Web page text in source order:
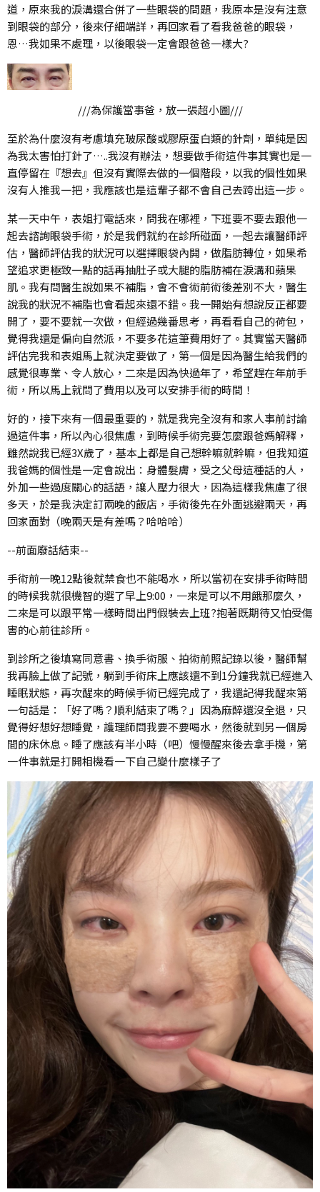
道，原來我的淚溝還合併了一些眼袋的問題，我原本是沒有注意
到眼袋的部分，後來仔細端詳，再回家看了看我爸爸的眼袋，
恩…我如果不處理，以後眼袋一定會跟爸爸一樣大?
///為保護當事爸，放一張超小圖///
至於為什麼沒有考慮填充玻尿酸或膠原蛋白類的針劑，單純是因
為我太害怕打針了…..我沒有辦法，想要做手術這件事其實也是一
直停留在『想去』但沒有實際去做的一個階段，以我的個性如果
沒有人推我一把，我應該也是這輩子都不會自己去跨出這一步。
某一天中午，表姐打電話來，問我在哪裡，下班要不要去跟他一
起去諮詢眼袋手術，於是我們就約在診所碰面，一起去讓醫師評
估，醫師評估我的狀況可以選擇眼袋內開，做脂肪轉位，如果希
望追求更極致一點的話再抽肚子或大腿的脂肪補在淚溝和蘋果
肌。我有問醫生說如果不補脂，會不會術前術後差別不大，醫生
說我的狀況不補脂也會看起來還不錯。我一開始有想說反正都要
開了，要不要就一次做，但經過幾番思考，再看看自己的荷包，
覺得我還是偏向自然派，不要多花這筆費用好了。其實當天醫師
評估完我和表姐馬上就決定要做了，第一個是因為醫生給我們的
感覺很專業、令人放心，二來是因為快過年了，希望趕在年前手
術，所以馬上就問了費用以及可以安排手術的時間！
好的，接下來有一個最重要的，就是我完全沒有和家人事前討論
過這件事，所以內心很焦慮，到時候手術完要怎麼跟爸媽解釋，
雖然說我已經3X歲了，基本上都是自己想幹嘛就幹嘛，但我知道
我爸媽的個性是一定會說出：身體髮膚，受之父母這種話的人，
外加一些過度關心的話語，讓人壓力很大，因為這樣我焦慮了很
多天，於是我決定訂兩晚的飯店，手術後先在外面逃避兩天，再
回家面對（晚兩天是有差嗎？哈哈哈）
--前面廢話結束--
手術前一晚12點後就禁食也不能喝水，所以當初在安排手術時間
的時候我就很機智的選了早上9:00，一來是可以不用餓那麼久，
二來是可以跟平常一樣時間出門假裝去上班?抱著既期待又怕受傷
害的心前往診所。
到診所之後填寫同意書、換手術服、拍術前照記錄以後，醫師幫
我再臉上做了記號，躺到手術床上應該還不到1分鐘我就已經進入
睡眠狀態，再次醒來的時候手術已經完成了，我還記得我醒來第
一句話是：「好了嗎？順利結束了嗎？」因為麻醉還沒全退，只
覺得好想好想睡覺，護理師問我要不要喝水，然後就到另一個房
間的床休息。睡了應該有半小時（吧）慢慢醒來後去拿手機，第
一件事就是打開相機看一下自己變什麼樣子了